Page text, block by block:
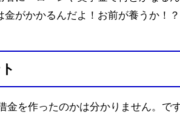
がかかるんだよ！お前が養うか！？
金を作ったのかは分かりません。